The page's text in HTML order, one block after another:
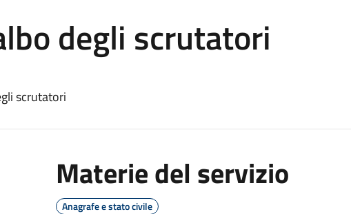
degli scrutatori
scrutatori
Materie del servizio
Anagrafe e stato civile